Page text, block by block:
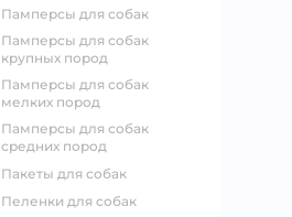
памперсы для собак
памперсы для собак
крупных пород
памперсы для собак
мелких пород
памперсы для собак
средних пород
пакеты для собак
пеленки для собак